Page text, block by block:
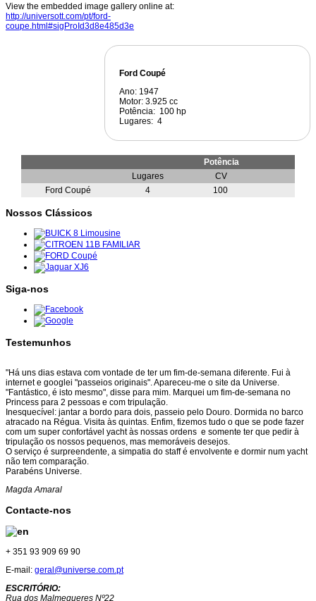
View the embedded image gallery online at:
http://universott.com/pt/ford-
coupe.html#sigProId3d8e485d3e
Ford Coupé
Ano: 1947
Motor: 3.925 cc
Potência: 100 hp
Lugares: 4
Potência
Lugares
CV
Ford Coupé
4 100
Nossos Clássicos
Siga-nos
Testemunhos
"Há uns dias estava com vontade de ter um fim-de-semana diferente. Fui à
internet e googlei "passeios originais". Apareceu-me o site da Universe.
"Fantástico, é isto mesmo", disse para mim. Marquei um fim-de-semana no
Princess para 2 pessoas e com tripulação.
Inesquecível: jantar a bordo para dois, passeio pelo Douro. Dormida no barco
atracado na Régua. Visita às quintas. Enfim, fizemos tudo o que se pode fazer
com um super confortável yacht às nossas ordens e somente ter que pedir à
tripulação os nossos pequenos, mas memoráveis desejos.
O serviço é surpreendente, a simpatia do staff é envolvente e dormir num yacht
não tem comparação.
Parabéns Universe.
Magda Amaral
Contacte-nos
+ 351 93 909 69 90
E-mail: geral@universe.com.pt
ESCRITÓRIO:
Rua dos Malmequeres Nº22